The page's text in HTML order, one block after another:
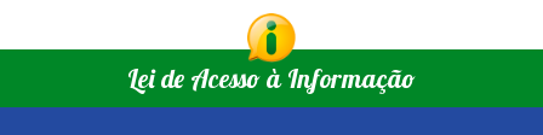
comunicacao@iuna.es.gov.br
Lei de Acesso à Informação